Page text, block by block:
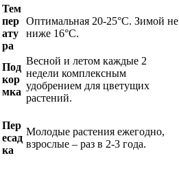
Тем
пер
ату
ра
Оптимальная 20-25°C. Зимой не
ниже 16°C.
Под
кор
мка
Весной и летом каждые 2
недели комплексным
удобрением для цветущих
растений.
Пер
есад
ка
Молодые растения ежегодно,
взрослые – раз в 2-3 года.